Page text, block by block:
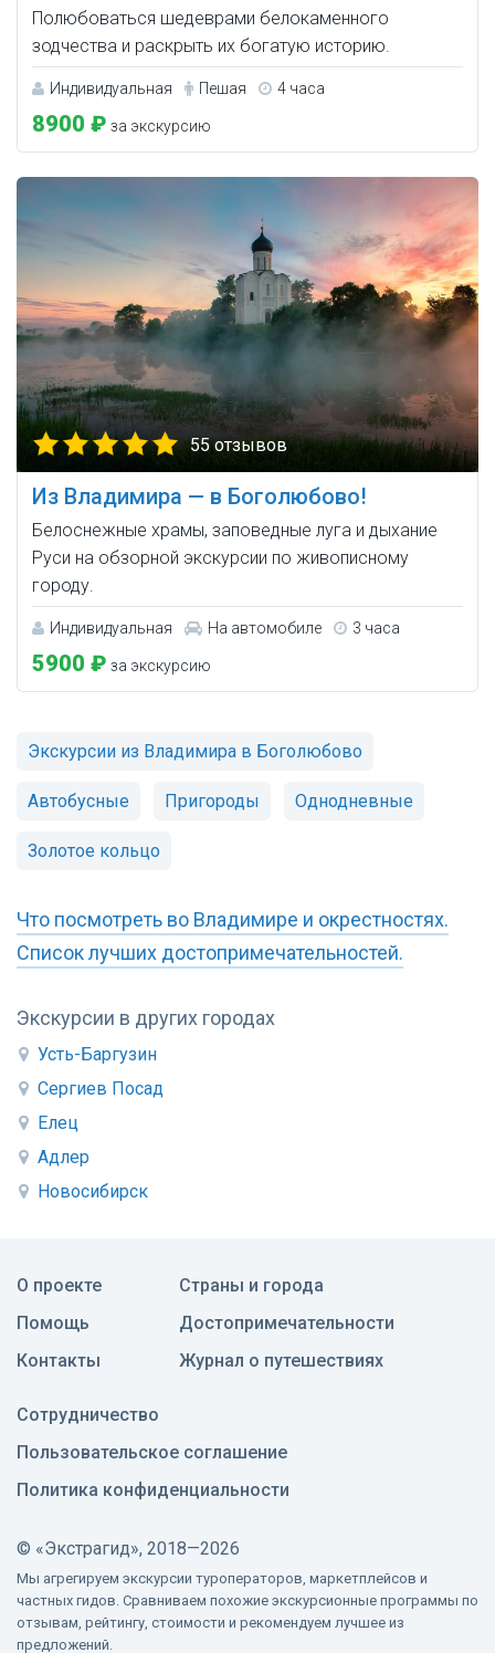
Экскурсии в других городах
Усть-Баргузин
Сергиев Посад
Елец
Адлер
Новосибирск
Полюбоваться шедеврами белокаменного
зодчества и раскрыть их богатую историю.
Индивидуальная Пешая 4 часа
8900 ₽ за экскурсию
55 отзывов
Из Владимира — в Боголюбово!
Белоснежные храмы, заповедные луга и дыхание
Руси на обзорной экскурсии по живописному
городу.
Индивидуальная На автомобиле 3 часа
5900 ₽ за экскурсию
Экскурсии из Владимира в Боголюбово
Автобусные Пригороды Однодневные
Золотое кольцо
Что посмотреть во Владимире и окрестностях.
Список лучших достопримечательностей.
О проекте
Помощь
Контакты
Страны и города
Достопримечательности
Журнал о путешествиях
Сотрудничество
Пользовательское соглашение
Политика конфиденциальности
© «Экстрагид», 2018—2026
Мы агрегируем экскурсии туроператоров, маркетплейсов и
частных гидов. Сравниваем похожие экскурсионные программы по
отзывам, рейтингу, стоимости и рекомендуем лучшее из
предложений.